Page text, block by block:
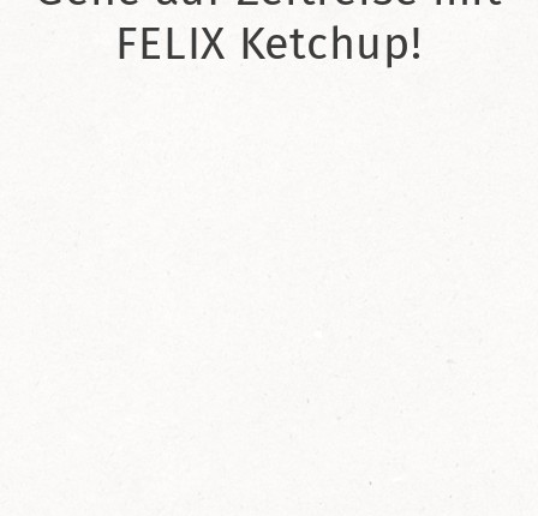
FELIX Ketchup!